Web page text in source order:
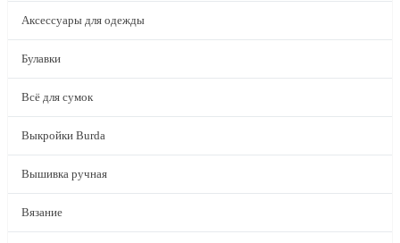
Аксессуары для одежды
Булавки
Всё для сумок
Выкройки Burda
Вышивка ручная
Вязание